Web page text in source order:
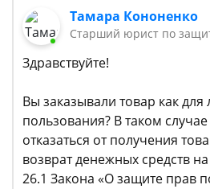
Тамара Кононенко
Старший юрист по
Здравствуйте!
Вы заказывали товар как для
пользования? В таком
отказаться от получения
возврат денежных средств
26.1 Закона «О защите прав